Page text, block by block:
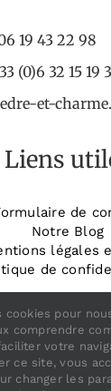
19 43 22 98
(0)6 32 15 19
et-
Liens
de
Notre Blog
légales
de
votre
cookies pour
comprendre
votre
ce site, vous
changer les